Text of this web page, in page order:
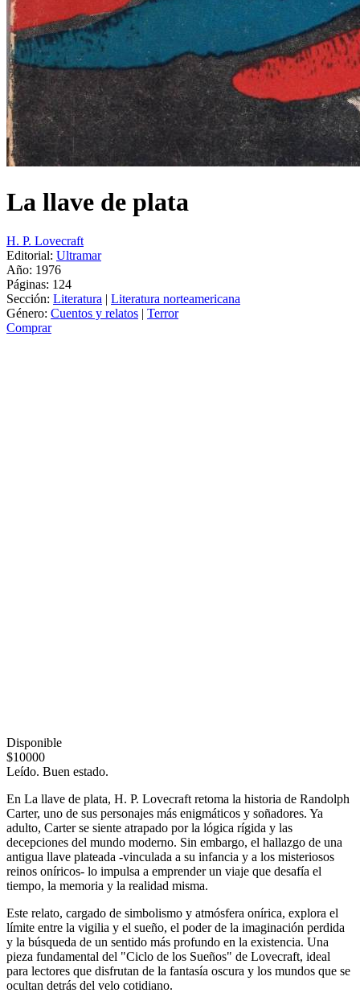
La llave de plata
H. P. Lovecraft
Editorial: Ultramar
Año: 1976
Páginas: 124
Sección: Literatura | Literatura norteamericana
Género: Cuentos y relatos | Terror
Comprar
Disponible
$10000
Leído. Buen estado.
En La llave de plata, H. P. Lovecraft retoma la historia de Randolph
Carter, uno de sus personajes más enigmáticos y soñadores. Ya
adulto, Carter se siente atrapado por la lógica rígida y las
decepciones del mundo moderno. Sin embargo, el hallazgo de una
antigua llave plateada -vinculada a su infancia y a los misteriosos
reinos oníricos- lo impulsa a emprender un viaje que desafía el
tiempo, la memoria y la realidad misma.
Este relato, cargado de simbolismo y atmósfera onírica, explora el
límite entre la vigilia y el sueño, el poder de la imaginación perdida
y la búsqueda de un sentido más profundo en la existencia. Una
pieza fundamental del "Ciclo de los Sueños" de Lovecraft, ideal
para lectores que disfrutan de la fantasía oscura y los mundos que se
ocultan detrás del velo cotidiano.